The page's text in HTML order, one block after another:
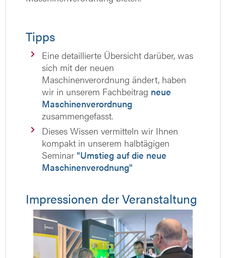
Tipps
Eine detaillierte Übersicht darüber, was
sich mit der neuen
Maschinenverordnung ändert, haben
wir in unserem Fachbeitrag neue
Maschinenverordnung
zusammengefasst.
Dieses Wissen vermitteln wir Ihnen
kompakt in unserem halbtägigen
Seminar "Umstieg auf die neue
Maschinenverodnung"
Impressionen der Veranstaltung